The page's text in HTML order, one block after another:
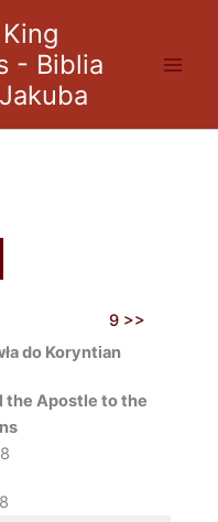
- Biblia
9 >>
do Koryntian
the Apostle to the